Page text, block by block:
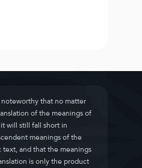
noteworthy that no matter
of the meanings of
will still fall short in
meanings of the
text, and that the meanings
is only the product